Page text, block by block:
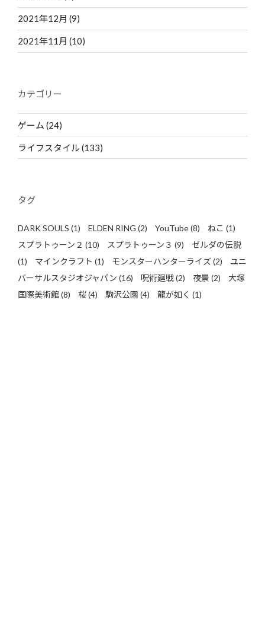
2021年12月 (9)
2021年11月 (10)
カテゴリー
ゲーム (24)
ライフスタイル (133)
タグ
DARK SOULS (1) ELDEN RING (2) YouTube(8) ねこ (1)
スプラトゥーン２ (10) スプラトゥーン３ (9)
ゼルダの伝説
(1)
マインクラフト (1) モンスターハンターライズ(2)
ユニ
バーサルスタジオジャパン (16) 呪術廻戦(2) 夜景 (2)
大塚
国際美術館(8) 桜(4) 駒沢公園 (4) 龍が如く (1)